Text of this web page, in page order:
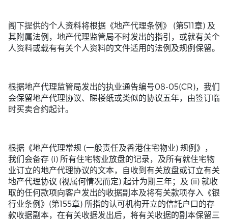
阁下提供的个人资料将根据《地产代理条例》 (第511章) 及
其附属法例，地产代理监管局不时发出的指引，或就有关个
人资料或载有有关个人资料的文件适用的法例及规例保留。
根据地产代理监管局发出的执业通告编号08-05(CR)，我们
会保留地产代理协议、睇楼纸或类似的协议五年，由签订临
时买卖合约起计。
根据《地产代理常规 (一般责任及香港住宅物业) 规例》，
我们会备存 (i) 所有住宅物业放盘的记录，及所有就住宅物
业订立的地产代理协议的文本，自收到有关放盘或订立有关
地产代理协议 (视属何情况而定) 起计为期三年；及 (ii) 就收
取的任何款项向客户发出的收据副本及将有关款项存入《银
行业条例》(第155章) 所指的认可机构开立的信託户口的存
款收据副本，在有关收据发出后，将有关收据的副本保留三